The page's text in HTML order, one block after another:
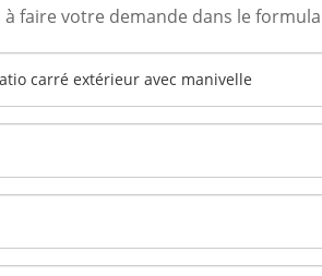
à faire votre demande dans le